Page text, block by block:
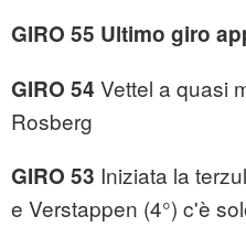
GIRO 55 Ultimo giro
GIRO 54 Vettel a quasi
Rosberg
GIRO 53 Iniziata la
e Verstappen (4°) c'è